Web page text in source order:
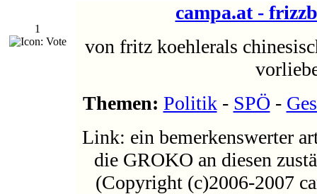
1
campa.at -
von fritz koehlerals
Themen: Politik- SPÖ -
Link: ein bemerkenswerter
die GROKO an diesen
(Copyright (c)2006-2007